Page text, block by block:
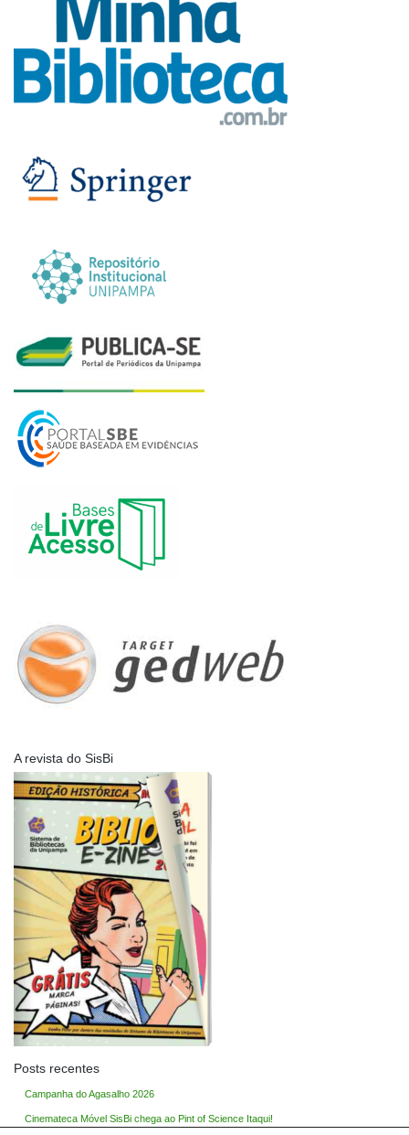
A revista do SisBi
Posts recentes
Campanha do Agasalho 2026
Cinemateca Móvel SisBi chega ao Pint of Science Itaqui!